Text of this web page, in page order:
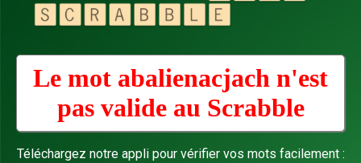
Le mot abalienacjach n'est
pas valide au Scrabble
Téléchargez notre appli pour vérifier vos mots facilement :